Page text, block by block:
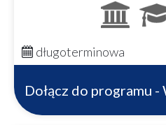
długoterminowa
Dołącz do programu